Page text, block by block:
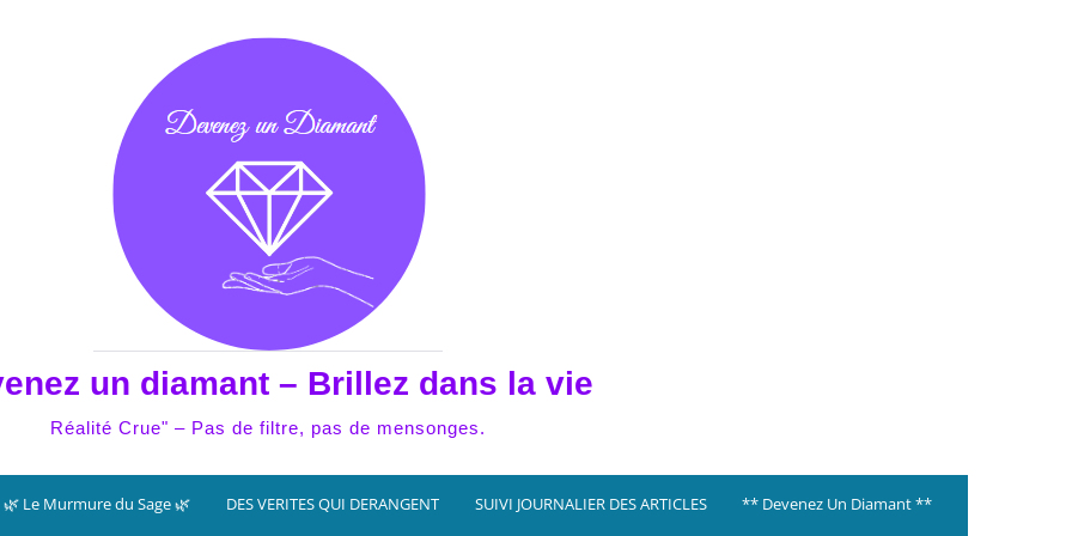
un diamant – Brillez dans la vie
Réalité Crue" – Pas de filtre, pas de mensonges.
🌿 Le Murmure du Sage 🌿 DES VERITES QUI DERANGENT SUIVI JOURNALIER DES ARTICLES ** Devenez Un Diamant **